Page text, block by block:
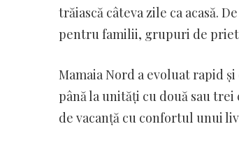
trăiască câteva zile ca acasă.
pentru familii, grupuri de
Mamaia Nord a evoluat rapid
până la unități cu două sau
de vacanță cu confortul unui